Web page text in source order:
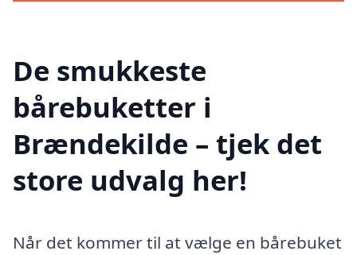
De smukkeste
bårebuketter i
Brændekilde – tjek det
store udvalg her!
Når det kommer til at vælge en bårebuket